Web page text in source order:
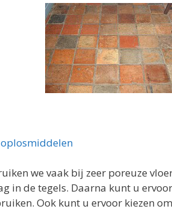
we vaak bij zeer poreuze
in de tegels. Daarna kunt u
Ook kunt u ervoor kiezen